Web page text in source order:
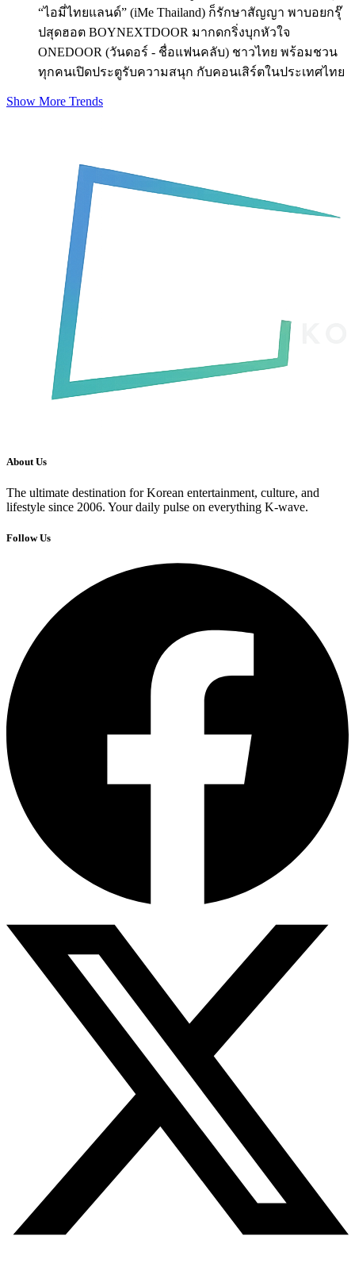
“ไอมี่ไทยแลนด์” (iMe Thailand) ก็รักษาสัญญา พาบอยกรุ๊
ปสุดฮอต BOYNEXTDOOR มากดกริ่งบุกหัวใจ
ONEDOOR (วันดอร์ - ชื่อแฟนคลับ) ชาวไทย พร้อมชวน
ทุกคนเปิดประตูรับความสนุก กับคอนเสิร์ตในประเทศไทย
Show More Trends
About Us
The ultimate destination for Korean entertainment, culture, and
lifestyle since 2006. Your daily pulse on everything K-wave.
Follow Us